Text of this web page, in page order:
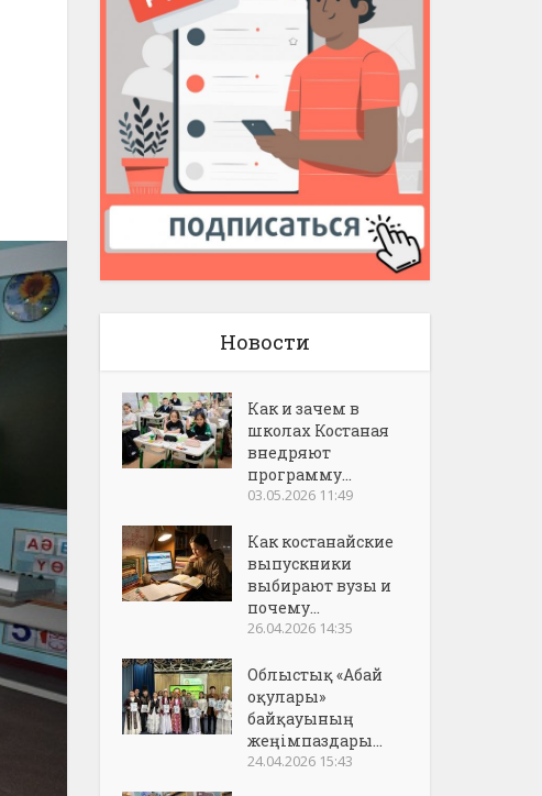
Новости
Как и зачем в
школах Костаная
внедряют
программу...
03.05.2026 11:49
Как костанайские
выпускники
выбирают вузы и
почему...
26.04.2026 14:35
Облыстық «Абай
оқулары»
байқауының
жеңімпаздары...
24.04.2026 15:43